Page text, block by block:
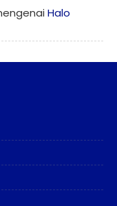
Halo